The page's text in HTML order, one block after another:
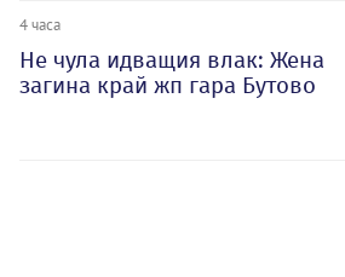
4 часа
Не чула идващия влак: Жена
загина край жп гара Бутово